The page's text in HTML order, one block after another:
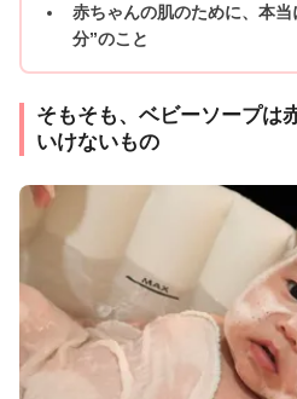
赤ちゃんの肌のために、本
分”のこと
そもそも、ベビーソープは
いけないもの